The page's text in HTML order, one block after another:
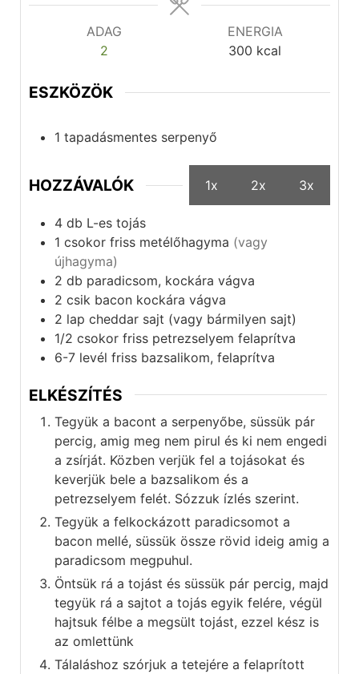
ADAG
2
ENERGIA
300 kcal
ESZKÖZÖK
1 tapadásmentes serpenyő
HOZZÁVALÓK 1x 2x 3x
4 db L-es tojás
1 csokor friss metélőhagyma (vagy
újhagyma)
2 db paradicsom, kockára vágva
2 csik bacon kockára vágva
2 lap cheddar sajt (vagy bármilyen sajt)
1/2 csokor friss petrezselyem felaprítva
6-7 levél friss bazsalikom, felaprítva
ELKÉSZÍTÉS
Tegyük a bacont a serpenyőbe, süssük pár
percig, amig meg nem pirul és ki nem engedi
a zsírját. Közben verjük fel a tojásokat és
keverjük bele a bazsalikom és a
petrezselyem felét. Sózzuk ízlés szerint.
Tegyük a felkockázott paradicsomot a
bacon mellé, süssük össze rövid ideig amig a
paradicsom megpuhul.
Öntsük rá a tojást és süssük pár percig, majd
tegyük rá a sajtot a tojás egyik felére, végül
hajtsuk félbe a megsült tojást, ezzel kész is
az omlettünk
Tálaláshoz szórjuk a tetejére a felaprított